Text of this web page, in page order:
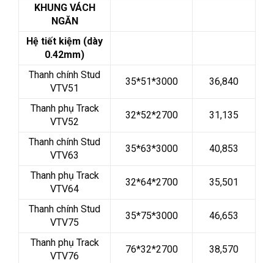
KHUNG VÁCH
NGĂN
Hệ tiết kiệm (dày
0.42mm)
Thanh chính Stud
VTV51
35*51*3000 36,840
Thanh phụ Track
VTV52
32*52*2700 31,135
Thanh chính Stud
VTV63
35*63*3000 40,853
Thanh phụ Track
VTV64
32*64*2700 35,501
Thanh chính Stud
VTV75
35*75*3000 46,653
Thanh phụ Track
VTV76
76*32*2700 38,570